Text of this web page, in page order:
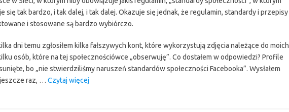
się tak bardzo, i tak dalej, i tak dalej. Okazuje się jednak, że regulamin, standardy i przepisy
i stosowane są bardzo wybiórczo.
dni temu zgłosiłem kilka fałszywych kont, które wykorzystują zdjęcia należące do moich
osób, które na tej społecznościówce „obserwuję”. Co dostałem w odpowiedzi? Profile
bo „nie stwierdziliśmy naruszeń standardów społeczności Facebooka”. Wysłałem
raz, … Czytaj więcej“Facebookowa